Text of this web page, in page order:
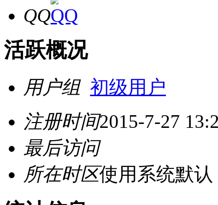
QQ
活跃概况
用户组 初级用户
注册时间2015-7-27
最后访问
所在时区使用系统默认